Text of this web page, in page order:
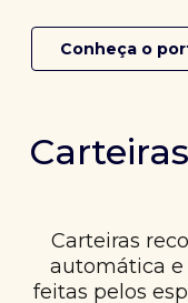
Conheça o
Carteiras
automática e
feitas pelos